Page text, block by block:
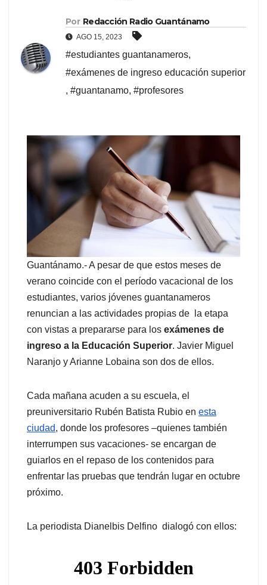
Por Redacción Radio Guantánamo
AGO 15, 2023
#estudiantes guantanameros,
#exámenes de ingreso educación superior
, #guantanamo, #profesores
Guantánamo.- A pesar de que estos meses de
verano coincide con el período vacacional de los
estudiantes, varios jóvenes guantanameros
renuncian a las actividades propias de la etapa
con vistas a prepararse para los exámenes de
ingreso a la Educación Superior. Javier Miguel
Naranjo y Arianne Lobaina son dos de ellos.
Cada mañana acuden a su escuela, el
preuniversitario Rubén Batista Rubio en esta
ciudad, donde los profesores –quienes también
interrumpen sus vacaciones- se encargan de
guiarlos en el repaso de los contenidos para
enfrentar las pruebas que tendrán lugar en octubre
próximo.
La periodista Dianelbis Delfino dialogó con ellos: